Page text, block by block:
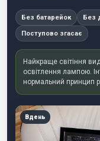
Без батарейок Без
Поступово згасає
Найкраще світіння
освітлення лампою.
нормальний принцип
Вдень